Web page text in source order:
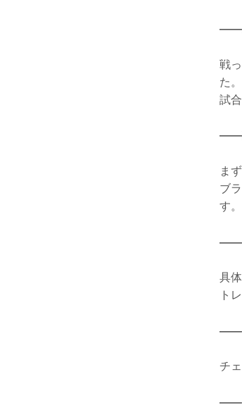
——
戦
た
試
——
ま
ブ
す
——
具
ト
——
チ